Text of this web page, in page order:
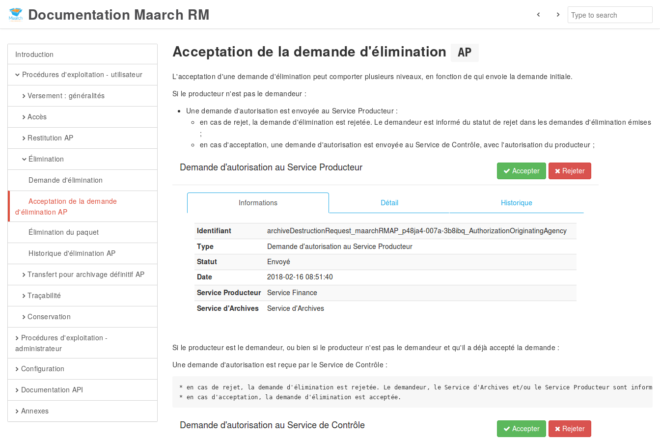
Documentation Maarch RM
Introduction
Procédures d'exploitation - utilisateur
Versement : généralités
Accès
Restitution AP
Élimination
Demande d'élimination
Acceptation de la demande
d'élimination AP
Élimination du paquet
Historique d'élimination AP
Transfert pour archivage définitif AP
Traçabilité
Conservation
Procédures d'exploitation -
administrateur
Configuration
Documentation API
Annexes
Acceptation de la demande d'élimination AP
L'acceptation d'une demande d'élimination peut comporter plusieurs niveaux, en fonction de qui envoie la demande initiale.
Si le producteur n'est pas le demandeur :
Une demande d'autorisation est envoyée au Service Producteur :
en cas de rejet, la demande d'élimination est rejetée. Le demandeur est informé du statut de rejet dans les demandes d'élimination émises
;
en cas d'acceptation, une demande d'autorisation est envoyée au Service de Contrôle, avec l'autorisation du producteur ;
Si le producteur est le demandeur, ou bien si le producteur n'est pas le demandeur et qu'il a déjà accepté la demande :
Une demande d'autorisation est reçue par le Service de Contrôle :
* en cas de rejet, la demande d'élimination est rejetée. Le demandeur, le Service d'Archives et/ou le Service Producteur sont